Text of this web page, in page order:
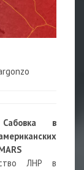
в
ЛНР в